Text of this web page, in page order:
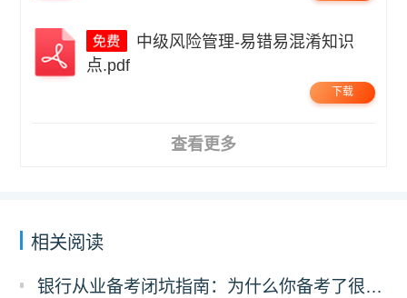
点.pdf
下载
查看更多
相关阅读
银行从业备考闭坑指南：为什么你备考了很久过不了？可能是刷错了题！